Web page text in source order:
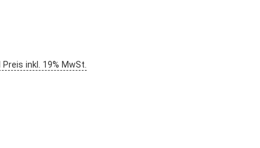
II Preis inkl. 19% MwSt.